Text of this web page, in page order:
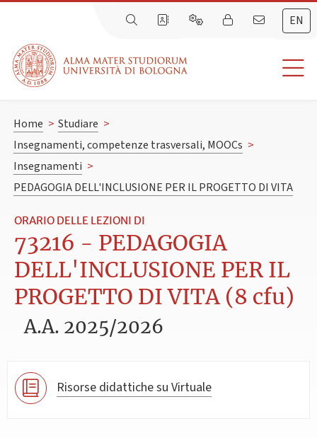
EN
Home > Studiare >
Insegnamenti, competenze trasversali, MOOCs >
Insegnamenti >
PEDAGOGIA DELL'INCLUSIONE PER IL PROGETTO DI VITA
ORARIO DELLE LEZIONI DI
73216 - PEDAGOGIA
DELL'INCLUSIONE PER IL
PROGETTO DI VITA (8 cfu)
A.A. 2025/2026
Risorse didattiche su Virtuale